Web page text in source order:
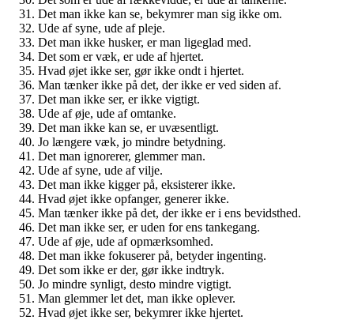
Det man ikke kan se, bekymrer man sig ikke om.
Ude af syne, ude af pleje.
Det man ikke husker, er man ligeglad med.
Det som er væk, er ude af hjertet.
Hvad øjet ikke ser, gør ikke ondt i hjertet.
Man tænker ikke på det, der ikke er ved siden af.
Det man ikke ser, er ikke vigtigt.
Ude af øje, ude af omtanke.
Det man ikke kan se, er uvæsentligt.
Jo længere væk, jo mindre betydning.
Det man ignorerer, glemmer man.
Ude af syne, ude af vilje.
Det man ikke kigger på, eksisterer ikke.
Hvad øjet ikke opfanger, generer ikke.
Man tænker ikke på det, der ikke er i ens bevidsthed.
Det man ikke ser, er uden for ens tankegang.
Ude af øje, ude af opmærksomhed.
Det man ikke fokuserer på, betyder ingenting.
Det som ikke er der, gør ikke indtryk.
Jo mindre synligt, desto mindre vigtigt.
Man glemmer let det, man ikke oplever.
Hvad øjet ikke ser, bekymrer ikke hjertet.